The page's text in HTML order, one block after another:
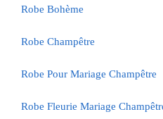
Robe Bohème
Robe Champêtre
Robe Pour Mariage Champêtre
Robe Fleurie Mariage